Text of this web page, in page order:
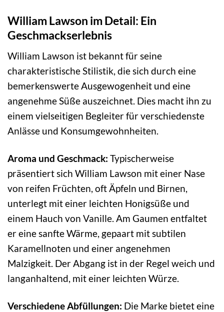
William Lawson im Detail: Ein
Geschmackserlebnis
William Lawson ist bekannt für seine
charakteristische Stilistik, die sich durch eine
bemerkenswerte Ausgewogenheit und eine
angenehme Süße auszeichnet. Dies macht ihn zu
einem vielseitigen Begleiter für verschiedenste
Anlässe und Konsumgewohnheiten.
Aroma und Geschmack: Typischerweise
präsentiert sich William Lawson mit einer Nase
von reifen Früchten, oft Äpfeln und Birnen,
unterlegt mit einer leichten Honigsüße und
einem Hauch von Vanille. Am Gaumen entfaltet
er eine sanfte Wärme, gepaart mit subtilen
Karamellnoten und einer angenehmen
Malzigkeit. Der Abgang ist in der Regel weich und
langanhaltend, mit einer leichten Würze.
Verschiedene Abfüllungen: Die Marke bietet eine